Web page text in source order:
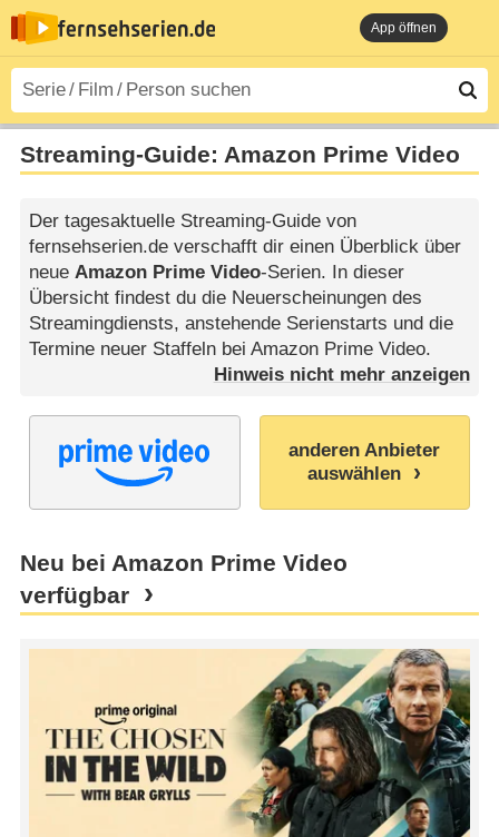
App öffnen
Streaming-Guide: Amazon Prime Video
Der tagesaktuelle Streaming-Guide von
fernsehserien.de verschafft dir einen Überblick über
neue Amazon Prime Video-Serien. In dieser
Übersicht findest du die Neuerscheinungen des
Streamingdiensts, anstehende Serienstarts und die
Termine neuer Staffeln bei Amazon Prime Video.
anderen Anbieter
auswählen
Neu bei Amazon Prime Video
verfügbar